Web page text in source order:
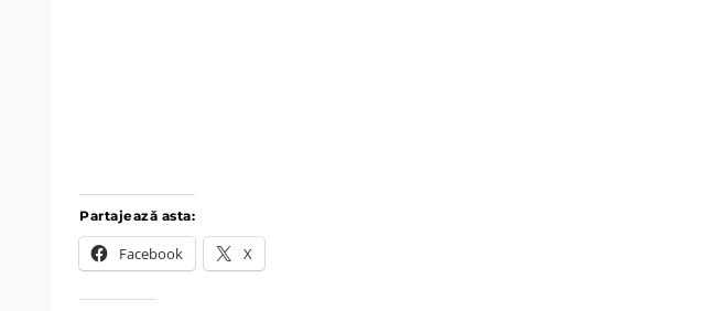
Partajează asta:
Facebook X